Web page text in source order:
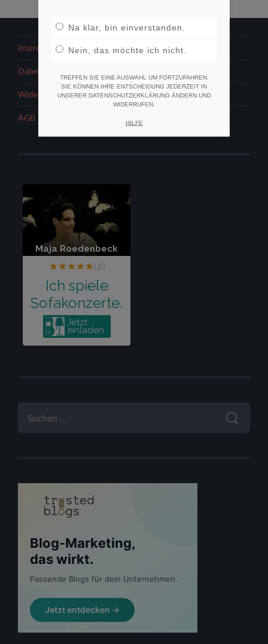
Impressum
Datenschutzerklärung
Widerrufsbelehrung
AGB
NACH:
Na klar, bin einverstanden.
Nein, das möchte ich nicht.
TREFFEN SIE EINE AUSWAHL UM FORTZUFAHREN.
SIE KÖNNEN IHRE ENTSCHEIDUNG JEDERZEIT IN
UNSERER DATENSCHUTZERKLÄRUNG ÄNDERN UND
WIDERRUFEN.
HILFE